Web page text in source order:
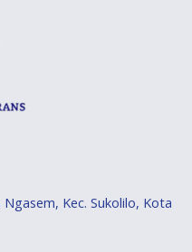
Kec. Sukolilo, Kota